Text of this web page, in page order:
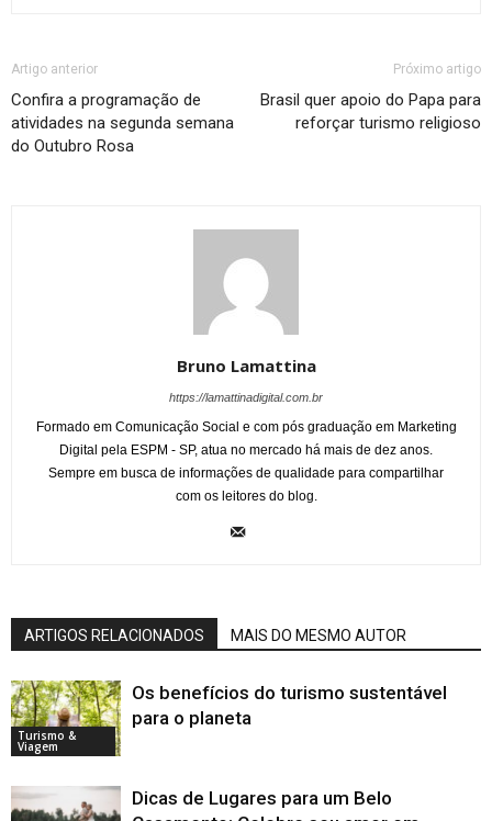
Artigo anterior
Confira a programação de
atividades na segunda semana
do Outubro Rosa
Próximo artigo
Brasil quer apoio do Papa para
reforçar turismo religioso
Bruno Lamattina
https://lamattinadigital.com.br
Formado em Comunicação Social e com pós graduação em Marketing
Digital pela ESPM - SP, atua no mercado há mais de dez anos.
Sempre em busca de informações de qualidade para compartilhar
com os leitores do blog.
ARTIGOS RELACIONADOS MAIS DO MESMO AUTOR
Turismo &
Viagem
Os benefícios do turismo sustentável
para o planeta
Dicas de Lugares para um Belo